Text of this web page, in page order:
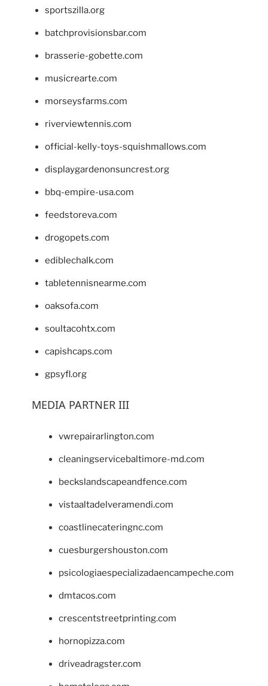
sportszilla.org
batchprovisionsbar.com
brasserie-gobette.com
musicrearte.com
morseysfarms.com
riverviewtennis.com
official-kelly-toys-squishmallows.com
displaygardenonsuncrest.org
bbq-empire-usa.com
feedstoreva.com
drogopets.com
ediblechalk.com
tabletennisnearme.com
oaksofa.com
soultacohtx.com
capishcaps.com
gpsyfl.org
MEDIA PARTNER III
vwrepairarlington.com
cleaningservicebaltimore-md.com
beckslandscapeandfence.com
vistaaltadelveramendi.com
coastlinecateringnc.com
cuesburgershouston.com
psicologiaespecializadaencampeche.com
dmtacos.com
crescentstreetprinting.com
hornopizza.com
driveadragster.com